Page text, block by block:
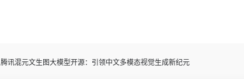
腾讯混元文生图大模型开源：引领中文多模态视觉生成新纪元